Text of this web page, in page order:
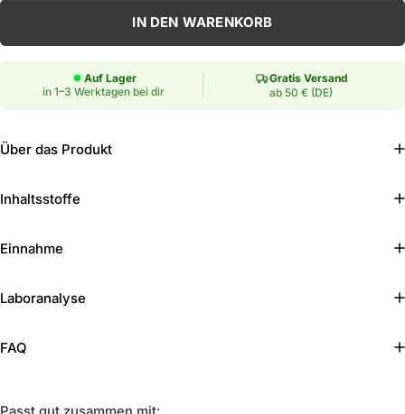
Anzahl
IN DEN WARENKORB
Auf Lager
in 1–3 Werktagen bei dir
Gratis Versand
ab 50 € (DE)
Über das Produkt
Inhaltsstoffe
Einnahme
Laboranalyse
FAQ